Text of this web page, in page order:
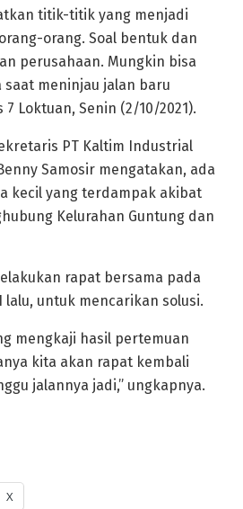
titik-titik yang menjadi
orang. Soal bentuk dan
perusahaan. Mungkin bisa
saat meninjau jalan baru
Loktuan, Senin (2/10/2021).
PT Kaltim Industrial
Samosir mengatakan, ada
kecil yang terdampak akibat
Kelurahan Guntung dan
rapat bersama pada
lalu, untuk mencarikan solusi.
mengkaji hasil pertemuan
kita akan rapat kembali
jalannya jadi,” ungkapnya.
X